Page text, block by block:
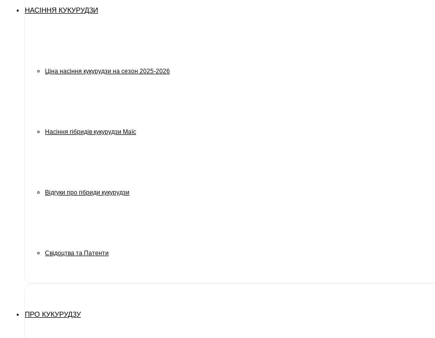
НАСІННЯ КУКУРУДЗИ
Ціна насіння кукурудзи на сезон 2025-2026
Насіння гібридів кукурудзи Маїс
Відгуки про гібриди кукурудзи
Свідоцтва та Патенти
ПРО КУКУРУДЗУ